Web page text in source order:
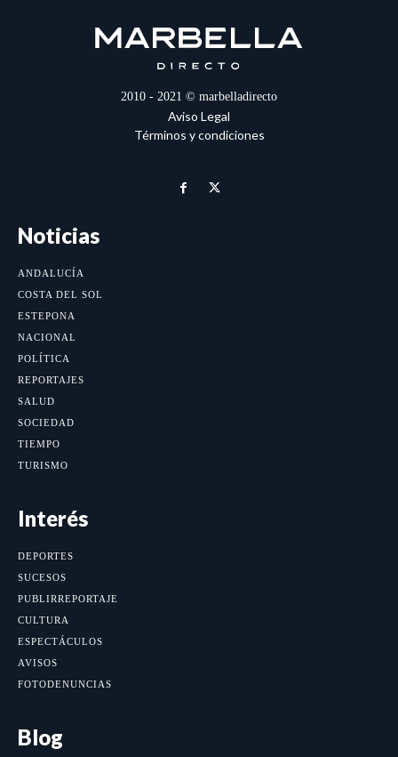
2010 - 2021 © marbelladirecto
Aviso Legal
Términos y condiciones
Noticias
ANDALUCÍA
COSTA DEL SOL
ESTEPONA
NACIONAL
POLÍTICA
REPORTAJES
SALUD
SOCIEDAD
TIEMPO
TURISMO
Interés
DEPORTES
SUCESOS
PUBLIRREPORTAJE
CULTURA
ESPECTÁCULOS
AVISOS
FOTODENUNCIAS
Blog